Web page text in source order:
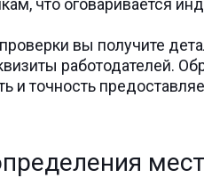
что оговаривается
вы получите
работодателей.
и точность